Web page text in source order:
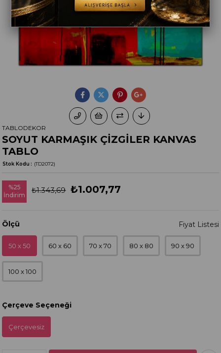
SOYUT KARMAŞIK ÇİZGİLER KANVAS
TABLO
(TD2072)
Stok Kodu
TABLODEKOR
%25
İndirim
₺1.343,69 ₺1.007,77
Ölçü
50 x 50 60 x 60 70 x 70 80 x 80 90 x 90
100 x 100
Çerçeve Seçeneği
Çerçevesiz